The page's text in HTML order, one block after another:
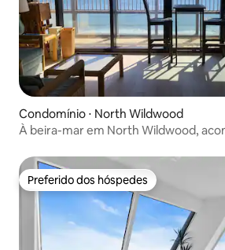
Condomínio ⋅ North Wildwood
À beira-mar em North Wildwood,
Preferido dos hóspedes
Preferido dos hóspedes